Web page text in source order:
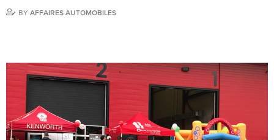
BY AFFAIRES AUTOMOBILES